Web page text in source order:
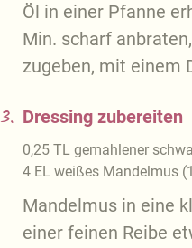
Öl in einer Pfanne
Min. scharf
zugeben, mit einem
3. Dressing zubereiten
0,25 TL gemahlener
4 EL weißes Mandelmus (
Mandelmus in eine
einer feinen Reibe